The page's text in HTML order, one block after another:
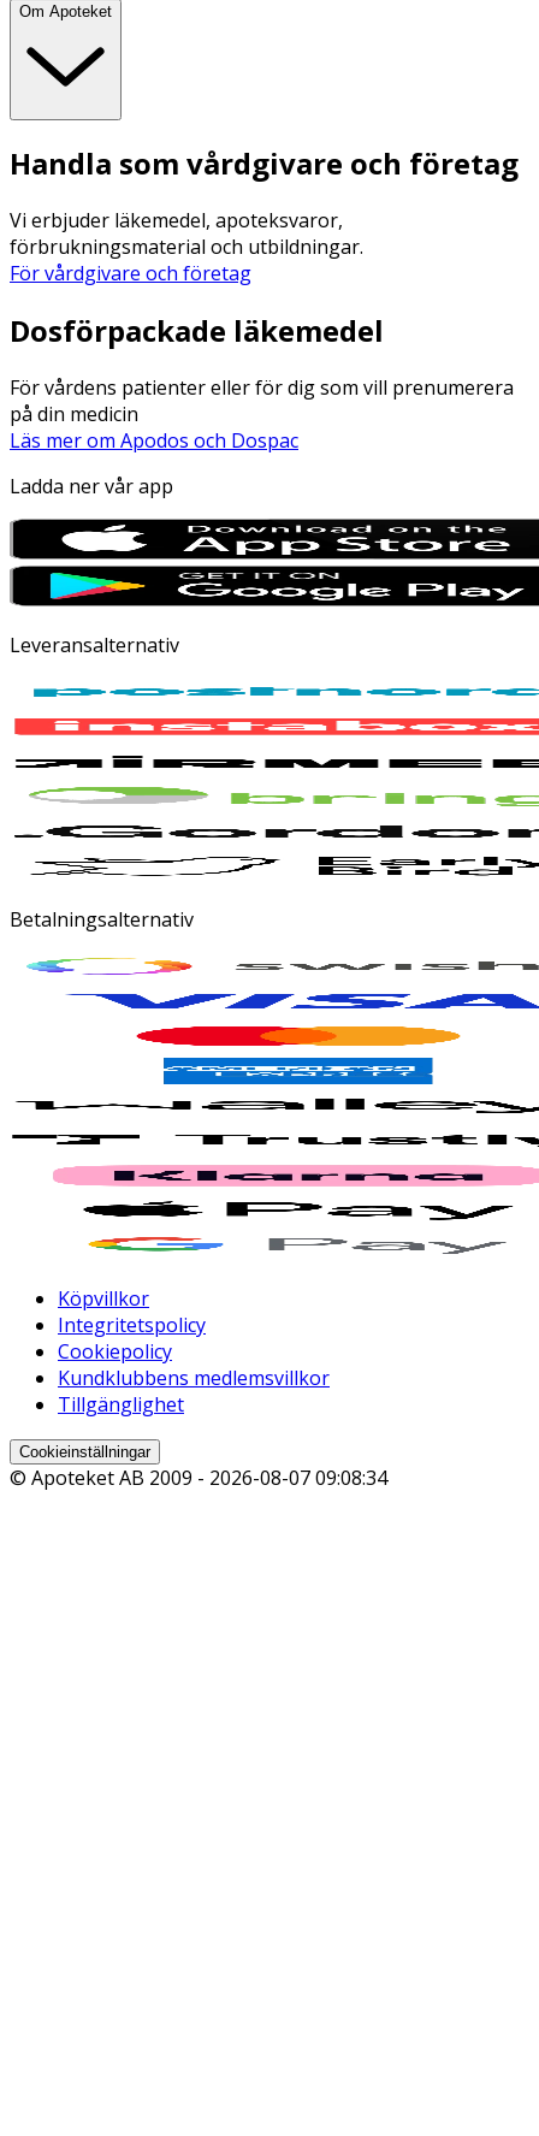
Om Apoteket
Handla som vårdgivare och företag
Vi erbjuder läkemedel, apoteksvaror,
förbrukningsmaterial och utbildningar.
För vårdgivare och företag
Dosförpackade läkemedel
För vårdens patienter eller för dig som vill prenumerera
på din medicin
Läs mer om Apodos och Dospac
Ladda ner vår app
Leveransalternativ
Betalningsalternativ
Köpvillkor
Integritetspolicy
Cookiepolicy
Kundklubbens medlemsvillkor
Tillgänglighet
Cookieinställningar
© Apoteket AB 2009 - 2026-08-07 09:08:34